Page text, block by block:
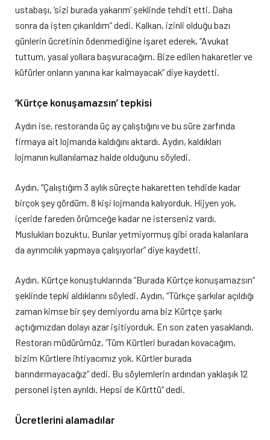
ustabaşı, ‘sizi burada yakarım’ şeklinde tehdit etti. Daha
sonra da işten çıkarıldım” dedi. Kalkan, izinli olduğu bazı
günlerin ücretinin ödenmediğine işaret ederek, “Avukat
tuttum, yasal yollara başvuracağım. Bize edilen hakaretler ve
küfürler onların yanına kar kalmayacak” diye kaydetti.
‘Kürtçe konuşamazsın’ tepkisi
Aydın ise, restoranda üç ay çalıştığını ve bu süre zarfında
firmaya ait lojmanda kaldığını aktardı. Aydın, kaldıkları
lojmanın kullanılamaz halde olduğunu söyledi.
Aydın, “Çalıştığım 3 aylık süreçte hakaretten tehdide kadar
birçok şey gördüm. 8 kişi lojmanda kalıyorduk. Hijyen yok,
içeride fareden örümceğe kadar ne isterseniz vardı.
Muslukları bozuktu. Bunlar yetmiyormuş gibi orada kalanlara
da ayrımcılık yapmaya çalışıyorlar” diye kaydetti.
Aydın, Kürtçe konuştuklarında “Burada Kürtçe konuşamazsın”
şeklinde tepki aldıklarını söyledi. Aydın, “Türkçe şarkılar açıldığı
zaman kimse bir şey demiyordu ama biz Kürtçe şarkı
açtığımızdan dolayı azar işitiyorduk. En son zaten yasaklandı.
Restoran müdürümüz, ‘Tüm Kürtleri buradan kovacağım,
bizim Kürtlere ihtiyacımız yok. Kürtler burada
barındırmayacağız” dedi. Bu söylemlerin ardından yaklaşık 12
personel işten ayrıldı. Hepsi de Kürttü” dedi.
Ücretlerini alamadılar